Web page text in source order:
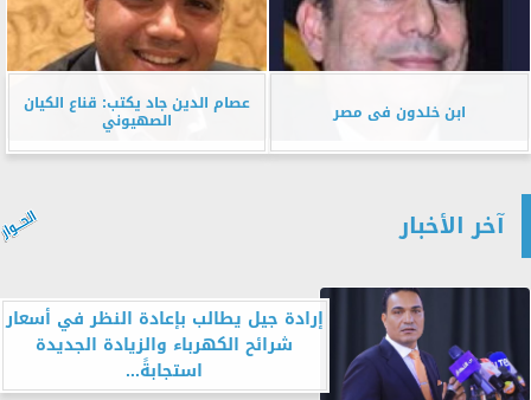
ابن خلدون فى مصر عصام الدين جاد يكتب: قناع الكيان
الصهيوني
آخر الأخبار
إرادة جيل يطالب بإعادة النظر في أسعار
شرائح الكهرباء والزيادة الجديدة
استجابةً...